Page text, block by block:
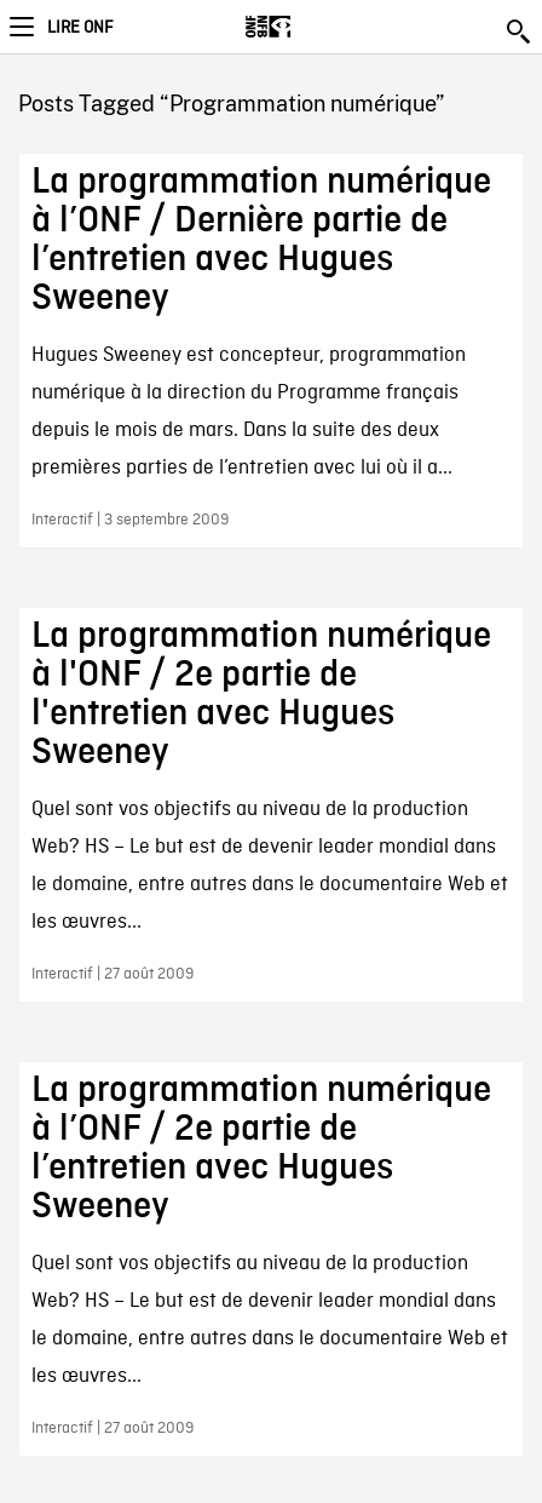
LIRE ONF
Posts Tagged “Programmation numérique”
La programmation numérique
à l’ONF / Dernière partie de
l’entretien avec Hugues
Sweeney
Hugues Sweeney est concepteur, programmation
numérique à la direction du Programme français
depuis le mois de mars. Dans la suite des deux
premières parties de l’entretien avec lui où il a...
Interactif | 3 septembre 2009
La programmation numérique
à l'ONF / 2e partie de
l'entretien avec Hugues
Sweeney
Quel sont vos objectifs au niveau de la production
Web? HS – Le but est de devenir leader mondial dans
le domaine, entre autres dans le documentaire Web et
les œuvres...
Interactif | 27 août 2009
La programmation numérique
à l’ONF / 2e partie de
l’entretien avec Hugues
Sweeney
Quel sont vos objectifs au niveau de la production
Web? HS – Le but est de devenir leader mondial dans
le domaine, entre autres dans le documentaire Web et
les œuvres...
Interactif | 27 août 2009